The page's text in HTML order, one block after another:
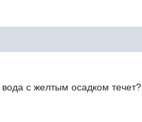
с желтым осадком течет?